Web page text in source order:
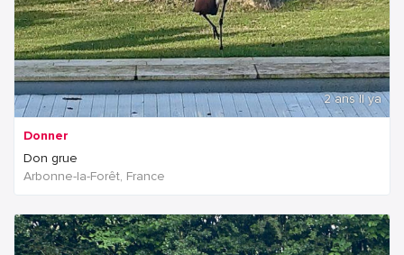
2 ans Il ya
Donner
Don grue
Arbonne-la-Forêt, France